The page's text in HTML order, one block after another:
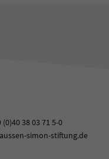
(0)40 38 03 71 5-0
simon-stiftung.de